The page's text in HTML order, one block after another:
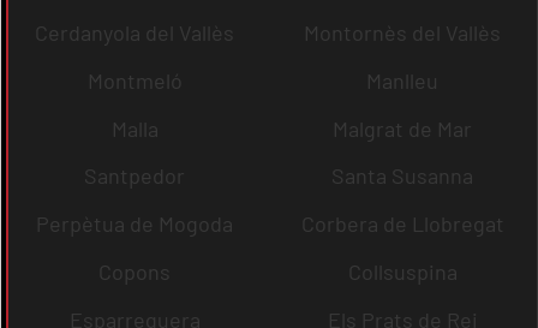
Cerdanyola del Vallès
Montornès del Vallès
Montmeló
Manlleu
Malla
Malgrat de Mar
Santpedor
Santa Susanna
Perpètua de Mogoda
Corbera de Llobregat
Copons
Collsuspina
Esparreguera
Els Prats de Rei